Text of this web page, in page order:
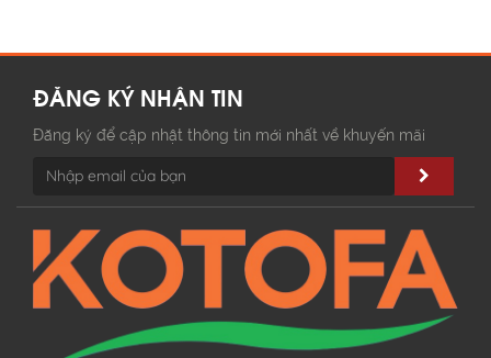
ĐĂNG KÝ NHẬN TIN
Đăng ký để cập nhật thông tin mới nhất về khuyến mãi